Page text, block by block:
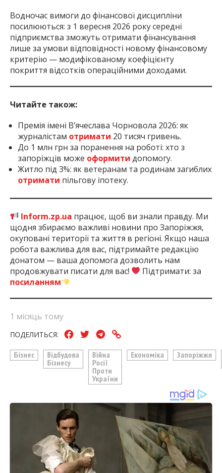
Водночас вимоги до фінансової дисципліни
посилюються: з 1 вересня 2026 року середні
підприємства зможуть отримати фінансування
лише за умови відповідності новому фінансовому
критерію — модифікованому коефіцієнту
покриття відсотків операційними доходами.
Читайте також:
Премія імені В’ячеслава Чорновола 2026: як
журналістам отримати 20 тисяч гривень.
До 1 млн грн за поранення на роботі: хто з
запоріжців може оформити допомогу.
Житло під 3%: як ветеранам та родинам загиблих
отримати пільгову іпотеку.
Inform.zp.ua працює, щоб ви знали правду. Ми
щодня збираємо важливі новини про Запоріжжя,
окуповані території та життя в регіоні. Якщо наша
робота важлива для вас, підтримайте редакцію
донатом — ваша допомога дозволить нам
продовжувати писати для вас!
Підтримати: за
посиланням
1 місяць тому
ПОДЕЛИТЬСЯ:
Бізнес
Відбудова
Бізнесу
Війна
Росії
Проти
України
Економіка Запоріжжя